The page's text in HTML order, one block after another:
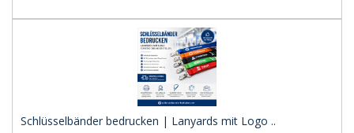
Schlüsselbänder bedrucken | Lanyards mit Logo ..